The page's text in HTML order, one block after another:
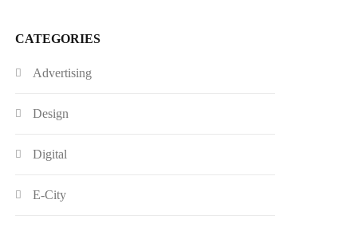
CATEGORIES
Advertising
Design
Digital
E-City